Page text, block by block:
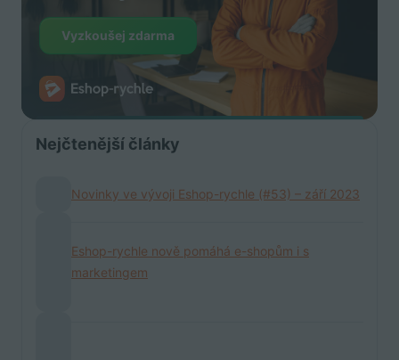
Vyzkoušej zdarma
Nejčtenější články
Novinky ve vývoji Eshop-rychle (#53) – září 2023
Eshop-rychle nově pomáhá e-shopům i s
marketingem